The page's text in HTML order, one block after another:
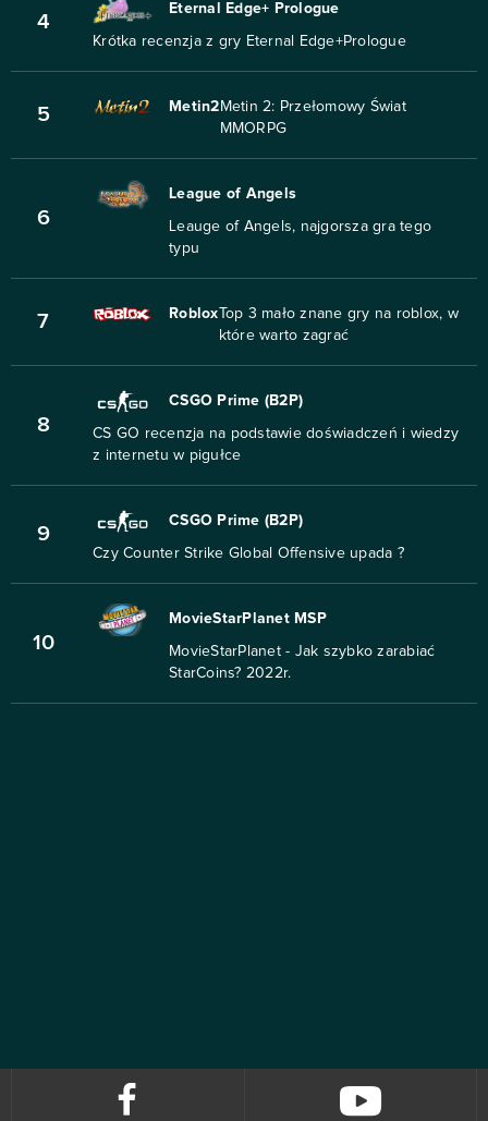
4
Eternal Edge+ Prologue
Krótka recenzja z gry Eternal Edge+Prologue
5 Metin2 Metin 2: Przełomowy Świat
MMORPG
6
League of Angels
Leauge of Angels, najgorsza gra tego
typu
7 Roblox Top 3 mało znane gry na roblox, w
które warto zagrać
8
CSGO Prime (B2P)
CS GO recenzja na podstawie doświadczeń i wiedzy
z internetu w pigułce
9
CSGO Prime (B2P)
Czy Counter Strike Global Offensive upada ?
10
MovieStarPlanet MSP
MovieStarPlanet - Jak szybko zarabiać
StarCoins? 2022r.